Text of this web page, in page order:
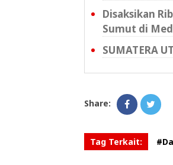
Disaksikan
Sumut di
SUMATERA
Share:
Tag Terkait: